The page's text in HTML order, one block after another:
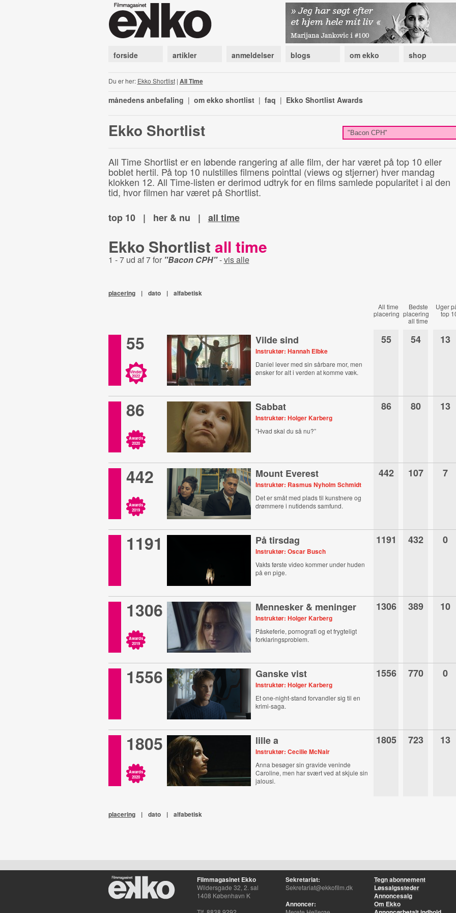
forside artikler anmeldelser blogs om ekko shop
Du er her: Ekko Shortlist| All Time
månedens anbefaling | om ekko shortlist | faq | Ekko Shortlist Awards
Ekko Shortlist
All Time Shortlist er en løbende rangering af alle film, der har været på top 10 eller
boblet hertil. På top 10 nulstilles filmens pointtal (views og stjerner) hver mandag
klokken 12. All Time-listen er derimod udtryk for en films samlede popularitet i al den
tid, hvor filmen har været på Shortlist.
top 10
| her & nu | all time
Ekko Shortlist all time
1 - 7 ud af 7 for "Bacon CPH"-vis alle
placering | dato | alfabetisk
All time
placering
Bedste
placering
all time
Uger
top
55
Vinder
2022
Vilde sind
Instruktør: Hannah Elbke
Daniel lever med sin sårbare mor, men
ønsker for alt i verden at komme væk.
55 54 13
86
Awards
2020
Sabbat
Instruktør: Holger Karberg
”Hvad skal du så nu?”
86 80 13
442
Awards
2019
Mount Everest
Instruktør: Rasmus Nyholm Schmidt
Det er småt med plads til kunstnere og
drømmere i nutidends samfund.
442 107 7
1191 På tirsdag
Instruktør: Oscar Busch
Vakts første video kommer under huden
på en pige.
1191 432 0
1306
Awards
2019
Mennesker & meninger
Instruktør: Holger Karberg
Påskeferie, pornografi og et frygteligt
forklaringsproblem.
1306 389 10
1556 Ganske vist
Instruktør: Holger Karberg
Et one-night-stand forvandler sig til en
krimi-saga.
1556 770 0
1805
Awards
2020
lille a
Instruktør: Cecilie McNair
Anna besøger sin gravide veninde
Caroline, men har svært ved at skjule sin
jalousi.
1805 723 13
placering | dato | alfabetisk
Filmmagasinet Ekko
Wildersgade 32, 2. sal
1408 København K
Sekretariat:
Sekretariat@ekkofilm.dk
Annoncer:
Tegn abonnement
Løssalgssteder
Annoncesalg
Om Ekko